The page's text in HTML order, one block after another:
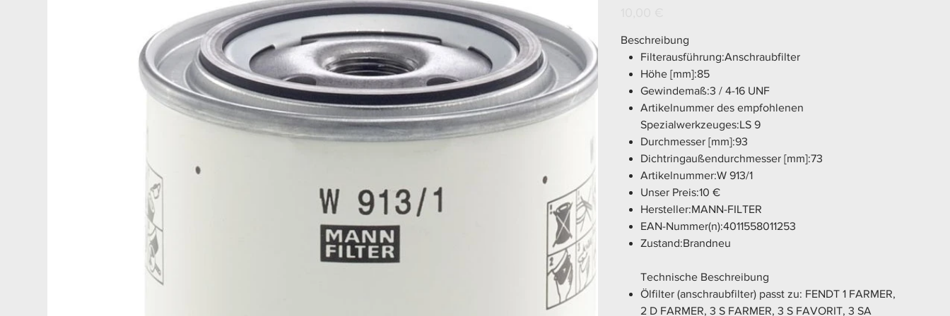
Beschreibung
Filterausführung:Anschraubfilter
Höhe [mm]:85
Gewindemaß:3 / 4-16 UNF
Artikelnummer des empfohlenen
Spezialwerkzeuges:LS 9
Durchmesser [mm]:93
Dichtringaußendurchmesser [mm]:73
Artikelnummer:W 913/1
Unser Preis:10 €
Hersteller:MANN-FILTER
EAN-Nummer(n):4011558011253
Zustand:Brandneu
Technische Beschreibung
Ölfilter (anschraubfilter) passt zu: FENDT 1 FARMER,
2 D FARMER, 3 S FARMER, 3 S FAVORIT, 3 SA